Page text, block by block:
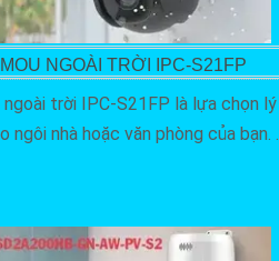
NGOÀI TRỜI IPC-S21FP
trời IPC-S21FP là lựa chọn lý
nhà hoặc văn phòng của bạn. .